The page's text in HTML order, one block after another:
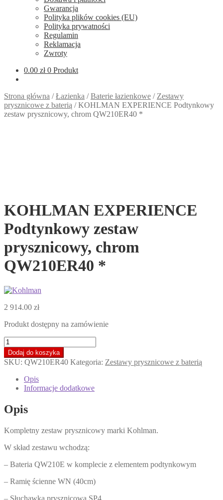
Gwarancja
Polityka plików cookies (EU)
Polityka prywatności
Regulamin
Reklamacja
Zwroty
0.00 zł 0 Produkt
Strona główna /Łazienka /Baterie łazienkowe / Zestawy
prysznicowe z baterią /KOHLMAN EXPERIENCE Podtynkowy
zestaw prysznicowy, chrom QW210ER40 *
KOHLMAN EXPERIENCE
Podtynkowy zestaw
prysznicowy, chrom
QW210ER40 *
2 914.00 zł
Produkt dostępny na zamówienie
ilość
KOHLMAN
EXPERIENCE
Podtynkowy
zestaw
prysznicowy,
QW210ER40
*
Dodaj do koszyka
SKU: QW210ER40 Kategoria: Zestawy prysznicowe z baterią
Opis
Informacje dodatkowe
Opis
Kompletny zestaw prysznicowy marki Kohlman.
W skład zestawu wchodzą:
– Bateria QW210E w komplecie z elementem podtynkowym
– Ramię ścienne WN (40cm)
– Słuchawka prysznicowa SP4